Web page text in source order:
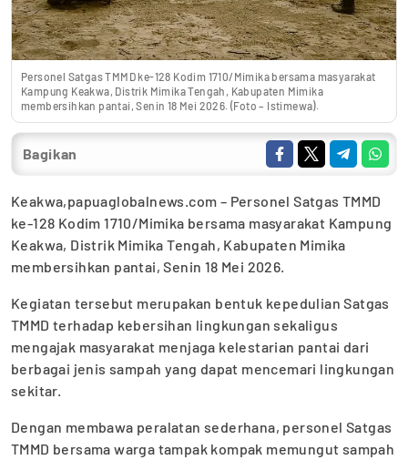
Personel Satgas TMMD ke-128 Kodim 1710/Mimika bersama masyarakat
Kampung Keakwa, Distrik Mimika Tengah, Kabupaten Mimika
membersihkan pantai, Senin 18 Mei 2026. (Foto – Istimewa).
Bagikan
Keakwa,papuaglobalnews.com – Personel Satgas TMMD
ke-128 Kodim 1710/Mimika bersama masyarakat Kampung
Keakwa, Distrik Mimika Tengah, Kabupaten Mimika
membersihkan pantai, Senin 18 Mei 2026.
Kegiatan tersebut merupakan bentuk kepedulian Satgas
TMMD terhadap kebersihan lingkungan sekaligus
mengajak masyarakat menjaga kelestarian pantai dari
berbagai jenis sampah yang dapat mencemari lingkungan
sekitar.
Dengan membawa peralatan sederhana, personel Satgas
TMMD bersama warga tampak kompak memungut sampah